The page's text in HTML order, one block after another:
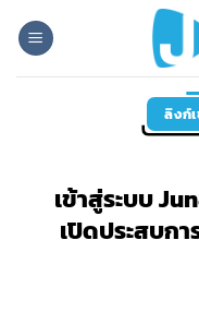
ลิงก์
เข้าสู่ระบบ
เปิดประสบก